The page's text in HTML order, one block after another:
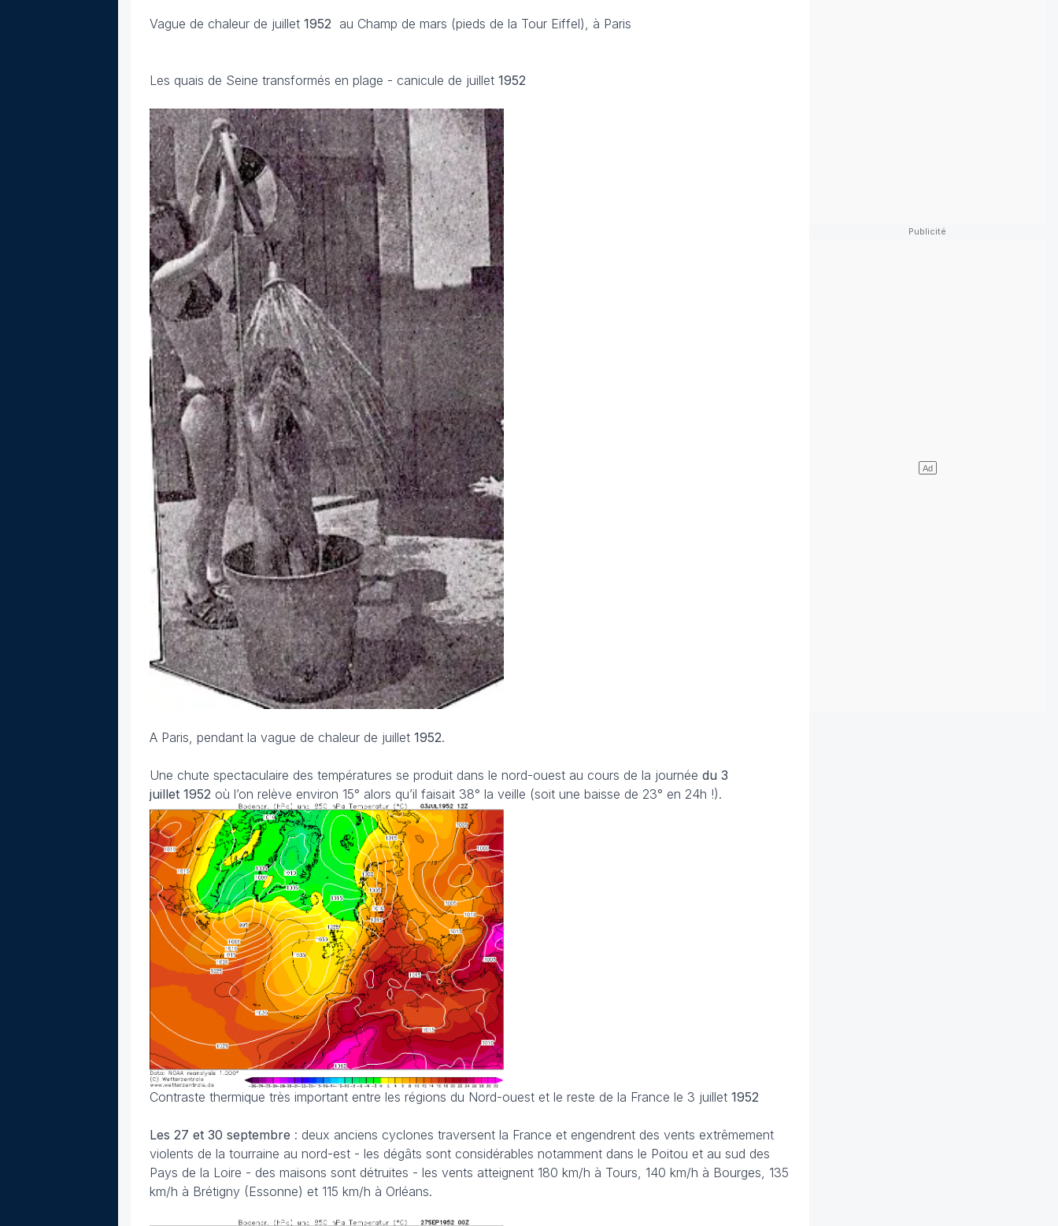
Vague de chaleur de juillet 1952 au Champ de mars (pieds de la Tour Eiffel), à Paris
Les quais de Seine transformés en plage - canicule de juillet 1952
A Paris, pendant la vague de chaleur de juillet 1952.
Une chute spectaculaire des températures se produit dans le nord-ouest au cours de la journée du 3
juillet 1952 où l’on relève environ 15° alors qu’il faisait 38° la veille (soit une baisse de 23° en 24h !).
Contraste thermique très important entre les régions du Nord-ouest et le reste de la France le 3 juillet 1952
Les 27 et 30 septembre : deux anciens cyclones traversent la France et engendrent des vents extrêmement
violents de la tourraine au nord-est - les dégâts sont considérables notamment dans le Poitou et au sud des
Pays de la Loire - des maisons sont détruites - les vents atteignent 180 km/h à Tours, 140 km/h à Bourges, 135
km/h à Brétigny (Essonne) et 115 km/h à Orléans.